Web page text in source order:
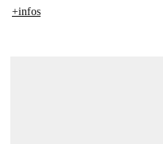
+infos